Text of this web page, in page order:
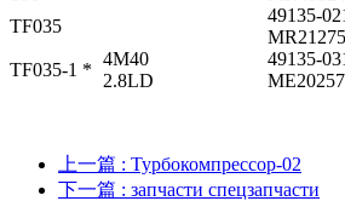
TF035
49135-
TF035-1 *
4M40
2.8LD
49135-
上一篇 : Турбокомпрессор-02
下一篇 : запчасти спецзапчасти